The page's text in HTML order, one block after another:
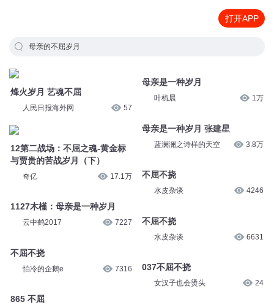
打开APP
母亲的不屈岁月
烽火岁月 艺魂不屈
人民日报海外网 57
12第二战场：不屈之魂-黄金标
与贾贵的苦战岁月（下）
奇亿 17.1万
1127木槿：母亲是一种岁月
云中鹤2017 7227
不屈不挠
怕冷的企鹅e 7316
865 不屈
母亲是一种岁月
叶梳晨 1万
母亲是一种岁月 张建星
蓝澜澜之诗样的天空 3.8万
不屈不挠
水皮杂谈 4246
不屈不挠
水皮杂谈 6631
037不屈不挠
女汉子也会烫头 24